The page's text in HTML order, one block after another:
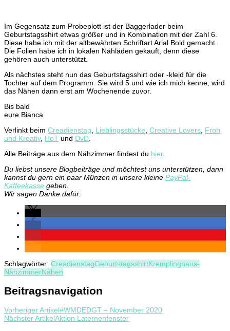
Im Gegensatz zum Probeplott ist der Baggerlader beim
Geburtstagsshirt etwas größer und in Kombination mit der Zahl 6.
Diese habe ich mit der altbewährten Schriftart Arial Bold gemacht.
Die Folien habe ich in lokalen Nähläden gekauft, denn diese
gehören auch unterstützt.
Als nächstes steht nun das Geburtstagsshirt oder -kleid für die
Tochter auf dem Programm. Sie wird 5 und wie ich mich kenne, wird
das Nähen dann erst am Wochenende zuvor.
Bis bald
eure Bianca
Verlinkt beim Creadienstag Lieblingsstücke Creative Lovers Froh
und Kreativ, HoT und DvD
Alle Beiträge aus dem Nähzimmer findest du hier.
Du liebst unsere Blogbeiträge und möchtest uns unterstützen, dann
kannst du gern ein paar Münzen in unsere kleine PayPal-
Kaffeekasse geben.
Wir sagen Danke dafür.
Schlagwörter: CreadienstagGeburtstagsshirtKremplinghaus-
NähzimmerNähen
Beitragsnavigation
Vorheriger Artikel#WMDEDGT – November 2020
Nächster ArtikelAktion Laternenfenster